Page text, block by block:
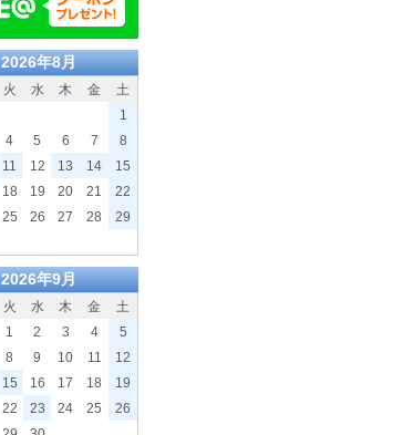
2026年8月
火 水 木 金
土
1
4 5 6 7
8
11 12 13 14
15
18 19 20 21
22
25 26 27 28
29
2026年9月
火 水 木 金
土
1
2 3 4
5
8 9 10 11
12
15 16 17 18
19
22 23 24 25
26